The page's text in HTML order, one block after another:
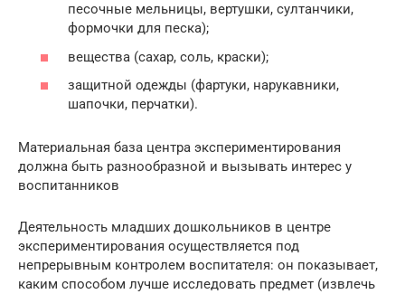
песочные мельницы, вертушки, султанчики,
формочки для песка);
вещества (сахар, соль, краски);
защитной одежды (фартуки, нарукавники,
шапочки, перчатки).
Материальная база центра экспериментирования
должна быть разнообразной и вызывать интерес у
воспитанников
Деятельность младших дошкольников в центре
экспериментирования осуществляется под
непрерывным контролем воспитателя: он показывает,
каким способом лучше исследовать предмет (извлечь